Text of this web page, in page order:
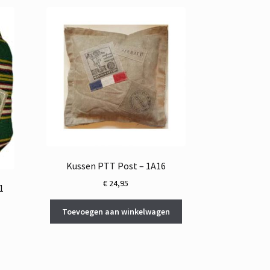
Kussen PTT Post – 1A16
€ 24,95
Toevoegen aan winkelwagen